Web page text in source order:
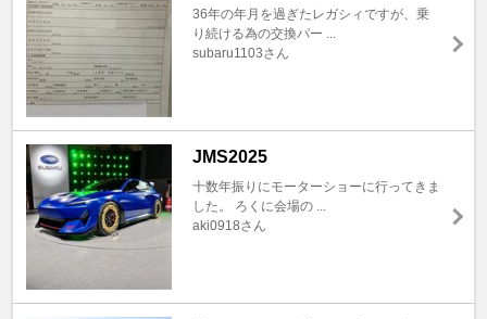
36年の年月を過ぎたレガシィですが、乗
り続ける為の交換パー ...
subaru1103さん
JMS2025
十数年振りにモーターショーに行ってきま
した。 ろくに会場の ...
aki0918さん